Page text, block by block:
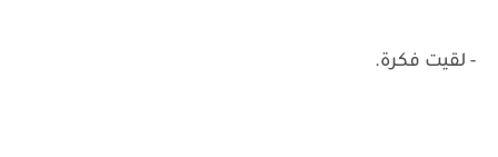
- لقيت فكرة.